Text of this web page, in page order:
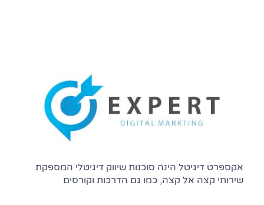
אקספרט דיגיטל הינה סוכנות שיווק דיגיטלי המספקת
שירותי קצה אל קצה, כמו גם הדרכות וקורסים